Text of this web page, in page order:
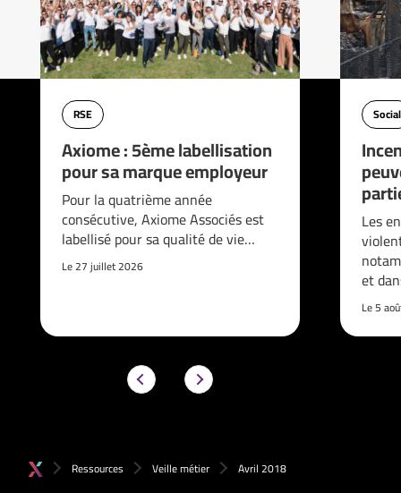
RSE
Axiome : 5ème labellisation
pour sa marque employeur
Pour la quatrième année
consécutive, Axiome Associés est
labellisé pour sa qualité de vie…
Le 27 juillet 2026
Social
Les
et
Le 5
Ressources Veille métier Avril 2018